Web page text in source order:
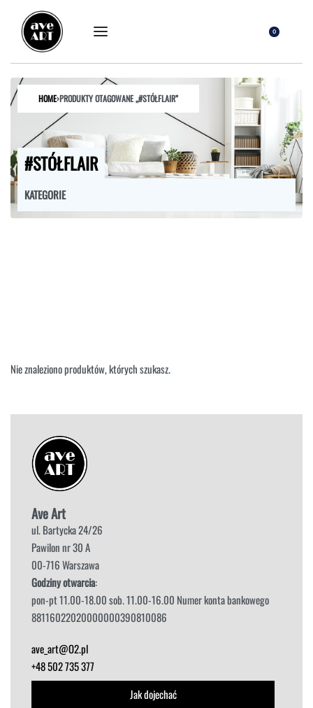
0
HOME›PRODUKTY OTAGOWANE „#STÓŁFLAIR”
#STÓŁFLAIR
KATEGORIE
SOFY
Nie znaleziono produktów, których szukasz.
Ave Art
ul. Bartycka 24/26
Pawilon nr 30 A
00-716 Warszawa
Godziny otwarcia:
pon-pt 11.00-18.00 sob. 11.00-16.00 Numer konta bankowego
88116022020000000390810086
ave_art@O2.pl
+48 502 735 377
Jak dojechać